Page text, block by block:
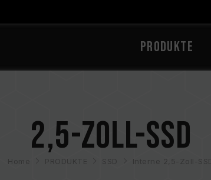
PRODUKTE
2,5-Zoll-SSD
Home PRODUKTE SSD Interne 2,5-Zoll-SSD